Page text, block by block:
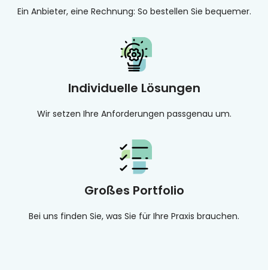
Ein Anbieter, eine Rechnung: So bestellen Sie bequemer.
Individuelle Lösungen
Wir setzen Ihre Anforderungen passgenau um.
Großes Portfolio
Bei uns finden Sie, was Sie für Ihre Praxis brauchen.